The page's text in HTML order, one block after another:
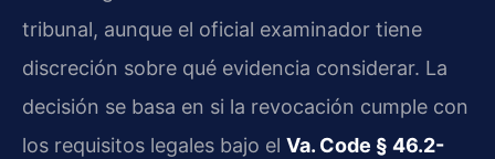
tribunal, aunque el oficial examinador tiene
discreción sobre qué evidencia considerar. La
decisión se basa en si la revocación cumple con
los requisitos legales bajo el Va. Code § 46.2-